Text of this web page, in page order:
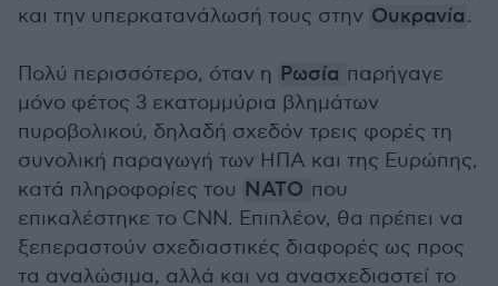
και την υπερκατανάλωσή τους στην Ουκρανία.
Πολύ περισσότερο, όταν η Ρωσία παρήγαγε
μόνο φέτος 3 εκατομμύρια βλημάτων
πυροβολικού, δηλαδή σχεδόν τρεις φορές τη
συνολική παραγωγή των ΗΠΑ και της Ευρώπης,
κατά πληροφορίες του ΝΑΤΟ που
επικαλέστηκε το CNN. Επιπλέον, θα πρέπει να
ξεπεραστούν σχεδιαστικές διαφορές ως προς
τα αναλώσιμα, αλλά και να ανασχεδιαστεί το